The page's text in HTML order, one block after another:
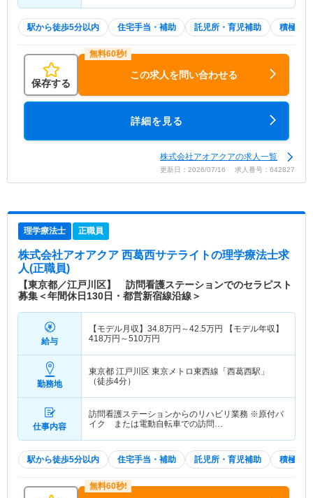
駅から徒歩5分以内 住宅手当・補助 託児所・育児補助 積極採
保存する
この求人を問い合わせる
詳細を見る
株式会社アオアクアの求人一覧
更新日：2026/07/16 求人番号：642827
理学療法士 正職員
株式会社アオアクア 西葛西サテライトの理学療法士求
人(正職員)
【東京都／江戸川区】 訪問看護ステーションでのセラピスト
募集＜年間休日130日・都営新宿線沿線＞
給与
【モデル月収】 34.8万円～42.5万円 【モデル年収】
418万円～510万円
勤務地
東京都 江戸川区 東京メトロ東西線「西葛西駅」
（徒歩4分）
仕事内容
訪問看護ステーションからのリハビリ業務 ※原付バ
イク または電動自転車での訪問…
駅から徒歩5分以内 住宅手当・補助 託児所・育児補助 積極採